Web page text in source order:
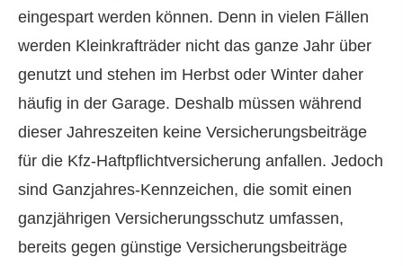
eingespart werden können. Denn in vielen Fällen
werden Kleinkrafträder nicht das ganze Jahr über
genutzt und stehen im Herbst oder Winter daher
häufig in der Garage. Deshalb müssen während
dieser Jahreszeiten keine Versicherungsbeiträge
für die Kfz-Haft­pflichtversicherung anfallen. Jedoch
sind Ganzjahres-Kenn­zeichen, die somit einen
ganzjährigen Versicherungsschutz umfassen,
bereits gegen günstige Versicherungsbeiträge